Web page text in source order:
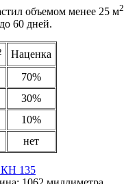
объемом менее 25 м2
60 дней.
Наценка
70%
30%
10%
нет
135